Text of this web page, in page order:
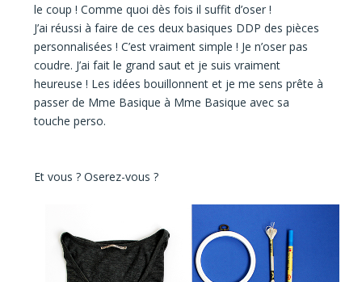
le coup ! Comme quoidès fois il suffit d’oser !
J’ai réussi à faire de ces deux basiques DDP des pièces
personnalisées !C’est vraiment simple ! Je n’oser pas
coudre. J’ai faitle grand sautet je suisvraiment
heureuse ! Les idées bouillonnent et je me sens prête à
passer de Mme Basique à Mme Basique avec sa
touche perso.
Et vous ? Oserez-vous ?